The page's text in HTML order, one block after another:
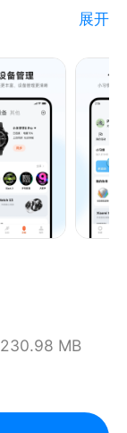
扣续费，包
提前 48小时
式的数据精准
整数据。每
还能根据自身
睡眠、压力、
，体重、血
持手动记录和
展开
230.98 MB